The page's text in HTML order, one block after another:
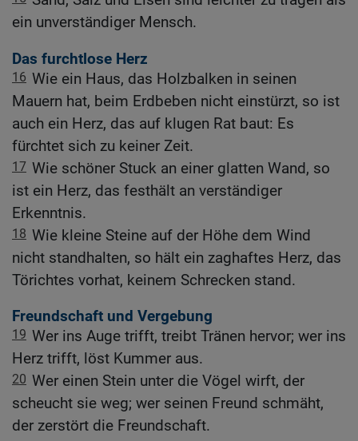
ein unverständiger Mensch.
Das furchtlose Herz
16 Wie ein Haus, das Holzbalken in seinen
Mauern hat, beim Erdbeben nicht einstürzt, so ist
auch ein Herz, das auf klugen Rat baut: Es
fürchtet sich zu keiner Zeit.
17 Wie schöner Stuck an einer glatten Wand, so
ist ein Herz, das festhält an verständiger
Erkenntnis.
18 Wie kleine Steine auf der Höhe dem Wind
nicht standhalten, so hält ein zaghaftes Herz, das
Törichtes vorhat, keinem Schrecken stand.
Freundschaft und Vergebung
19 Wer ins Auge trifft, treibt Tränen hervor; wer ins
Herz trifft, löst Kummer aus.
20 Wer einen Stein unter die Vögel wirft, der
scheucht sie weg; wer seinen Freund schmäht,
der zerstört die Freundschaft.